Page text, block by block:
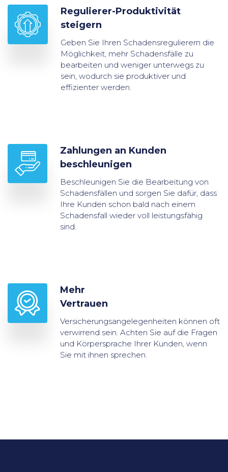
Regulierer-Produktivität
steigern
Geben Sie Ihren Schadensregulierern die
Möglichkeit, mehr Schadensfälle zu
bearbeiten und weniger unterwegs zu
sein, wodurch sie produktiver und
effizienter werden.
Zahlungen an Kunden
beschleunigen
Beschleunigen Sie die Bearbeitung von
Schadensfällen und sorgen Sie dafür, dass
Ihre Kunden schon bald nach einem
Schadensfall wieder voll leistungsfähig
sind.
Mehr
Vertrauen
Versicherungsangelegenheiten können oft
verwirrend sein. Achten Sie auf die Fragen
und Körpersprache Ihrer Kunden, wenn
Sie mit ihnen sprechen.